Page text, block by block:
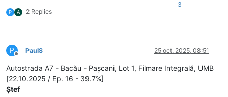
P A 2 Replies
3
P
Deconectat
PaulS 25 oct. 2025, 08:51
Autostrada A7 - Bacău - Pașcani, Lot 1, Filmare Integrală, UMB
[22.10.2025 / Ep. 16 - 39.7%]
Ștef